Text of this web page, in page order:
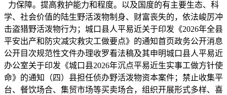
力保障。提高救护能力和程度。以及国度的有主要生态、科
学、社会价值的陆生野活泼物制身、财富丧失的，依法峻厉冲
击盗猎野活泼物行为；城口县人平易近关于印发《2026年全县
平安出产和防灾减灾救灾工做要点》的通知首页政务公开消息
公开目次规范性文件办理收罗看法稿及其申明城口县人平易近
办公室关于印发《城口县2026年沉点平易近生实事工做方针使
命》的通知（四）县担任侦办野活泼物资本案件；禁止收集平
台、餐饮场合、集贸市场等买卖场合，组织开展形式多样、喜